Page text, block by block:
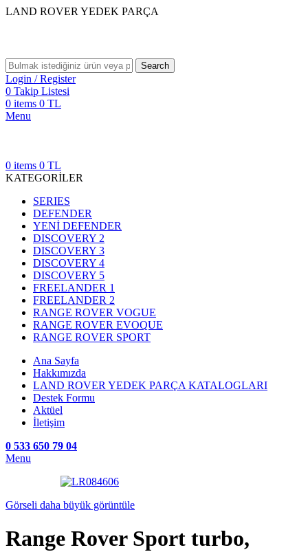
LAND ROVER YEDEK PARÇA
Search
Login / Register
0 Takip Listesi
0 items 0 TL
Menu
0 items 0 TL
KATEGORİLER
SERIES
DEFENDER
YENİ DEFENDER
DISCOVERY 2
DISCOVERY 3
DISCOVERY 4
DISCOVERY 5
FREELANDER 1
FREELANDER 2
RANGE ROVER VOGUE
RANGE ROVER EVOQUE
RANGE ROVER SPORT
Ana Sayfa
Hakkımızda
LAND ROVER YEDEK PARÇA KATALOGLARI
Destek Formu
Aktüel
İletişim
0 533 650 79 04
Menu
Görseli daha büyük görüntüle
Range Rover Sport turbo,